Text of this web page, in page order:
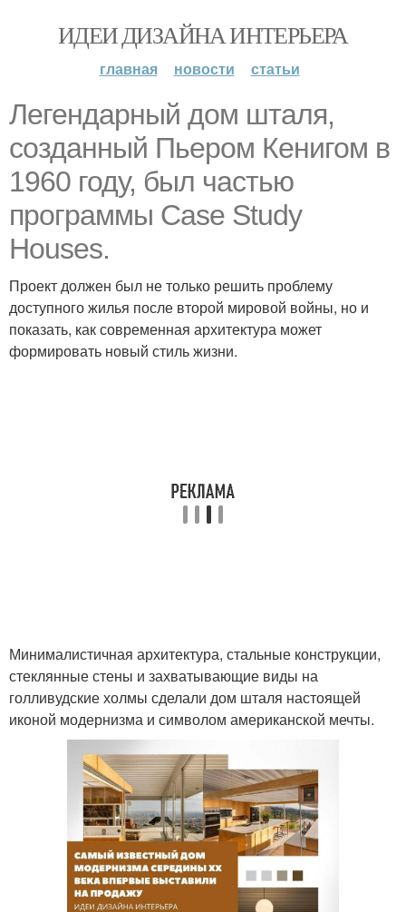
ИДЕИ ДИЗАЙНА ИНТЕРЬЕРА
главная новости статьи
Легендарный дом шталя,
созданный Пьером Кенигом в
1960 году, был частью
программы Case Study
Houses.
Проект должен был не только решить проблему
доступного жилья после второй мировой войны, но и
показать, как современная архитектура может
формировать новый стиль жизни.
Минималистичная архитектура, стальные конструкции,
стеклянные стены и захватывающие виды на
голливудские холмы сделали дом шталя настоящей
иконой модернизма и символом американской мечты.